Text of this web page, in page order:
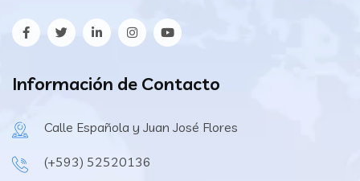
Información de Contacto
Calle Española y Juan José Flores
(+593) 52520136